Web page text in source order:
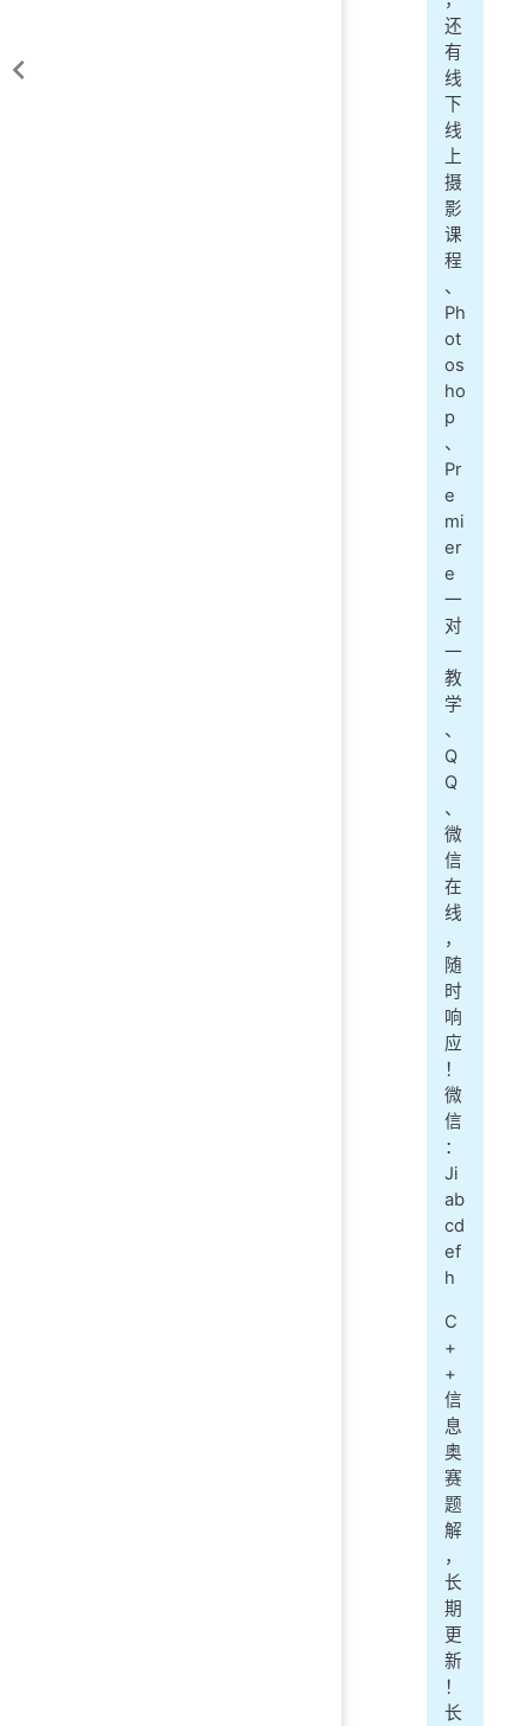
还
有
线
下
线
上
摄
影
课
程
、
Ph
ot
os
ho
p
、
Pr
e
mi
er
e
一
对
一
教
学
、
Q
Q
、
微
信
在
线
，
随
时
响
应
！
微
信
：
Ji
ab
cd
ef
h
C
+
+
信
息
奥
赛
题
解
，
长
期
更
新
！
长